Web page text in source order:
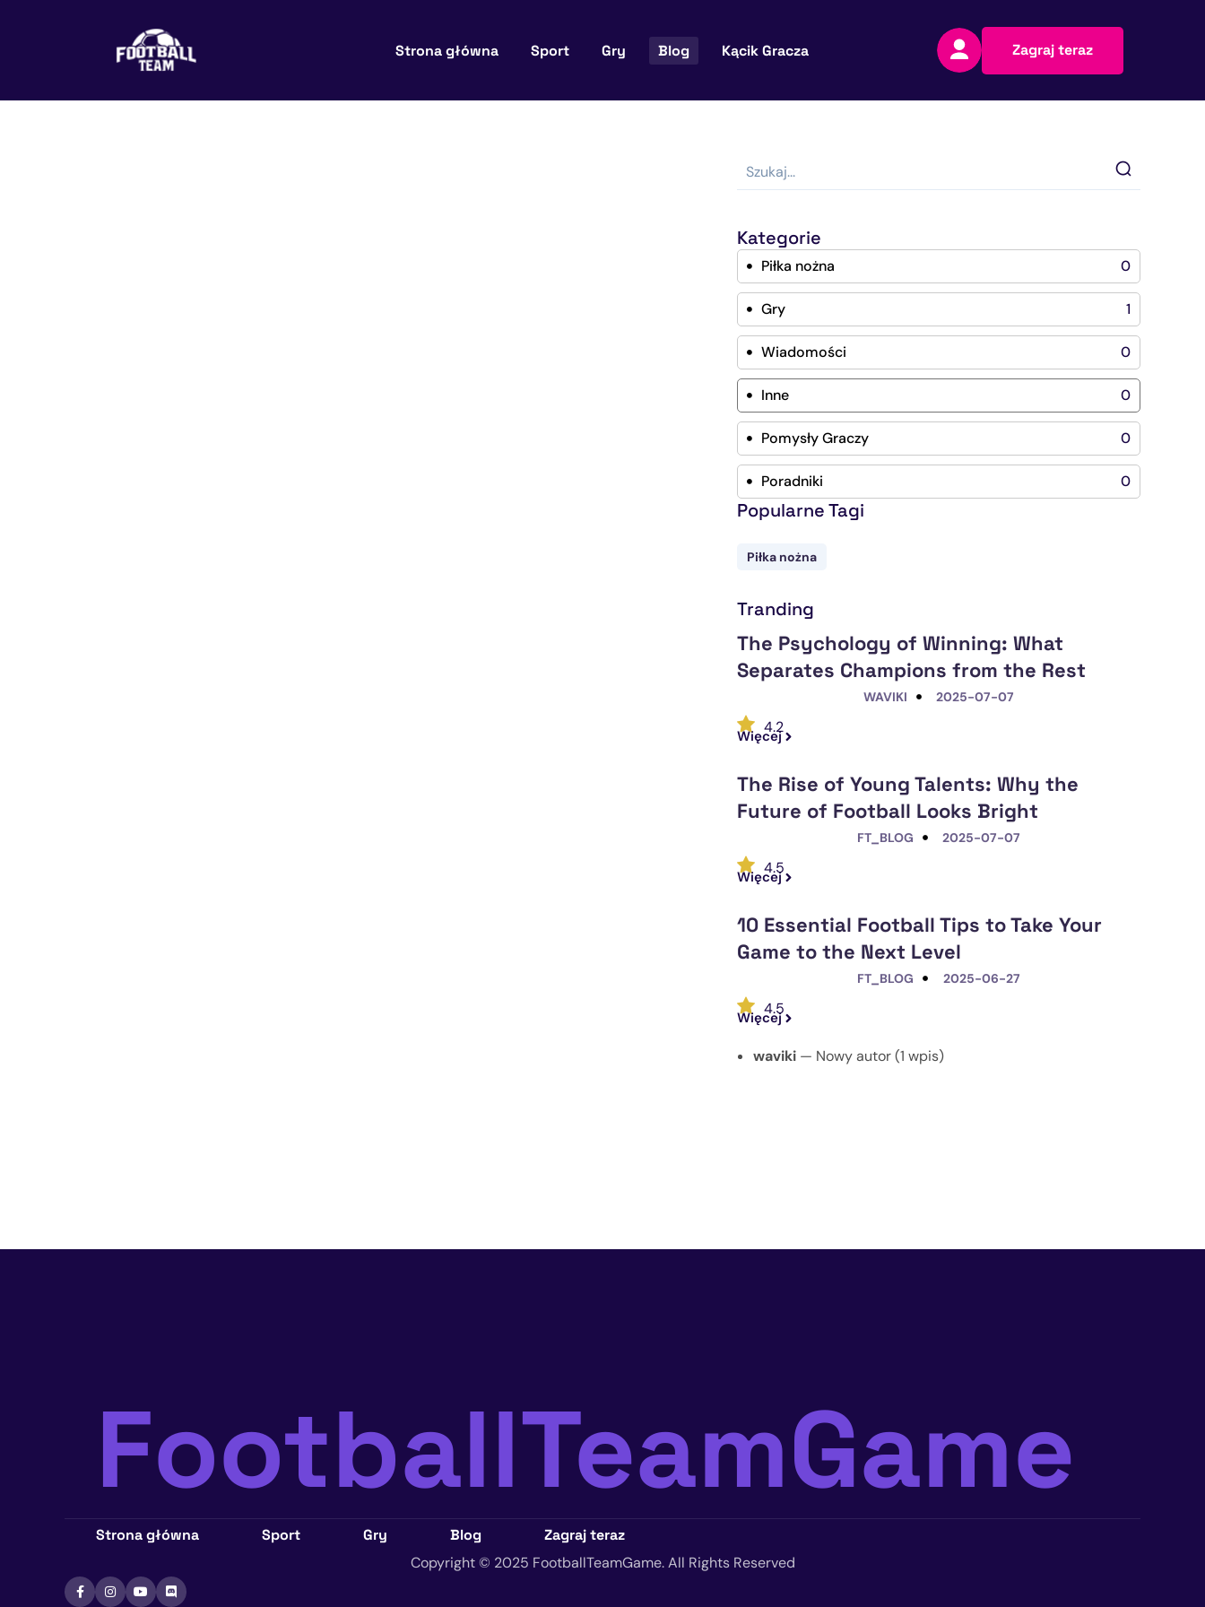
Strona główna Sport Gry Blog Kącik Gracza Zagraj teraz
Kategorie
Piłka nożna 0
Gry 1
Wiadomości 0
Inne 0
Pomysły Graczy 0
Poradniki 0
Popularne Tagi
Piłka nożna
Tranding
WAVIKI 2025-07-07
4.2
The Psychology of Winning: What
Separates Champions from the Rest
Więcej
FT_BLOG 2025-07-07
4.5
The Rise of Young Talents: Why the
Future of Football Looks Bright
Więcej
FT_BLOG 2025-06-27
4.5
10 Essential Football Tips to Take Your
Game to the Next Level
Więcej
waviki— Nowy autor (1 wpis)
FootballTeamGame
Strona główna Sport Gry Blog
Zagraj teraz
Copyright © 2025 FootballTeamGame. All Rights Reserved